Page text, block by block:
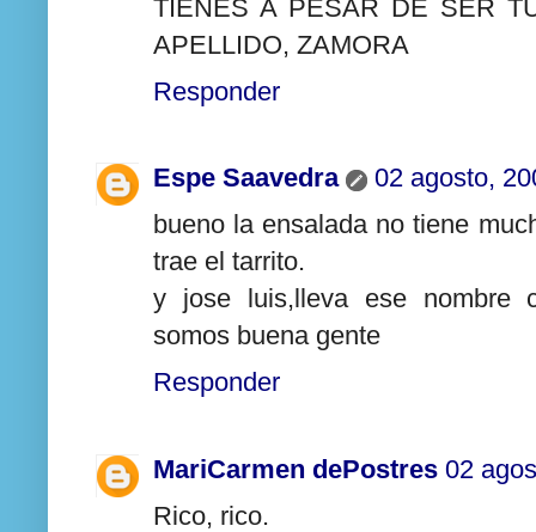
TIENES A PESAR DE SER
APELLIDO, ZAMORA
Responder
Espe Saavedra
02 agosto,
bueno la ensalada no tiene
trae el tarrito.
y jose luis,lleva ese nombre
somos buena gente
Responder
MariCarmen dePostres 02
Rico, rico.